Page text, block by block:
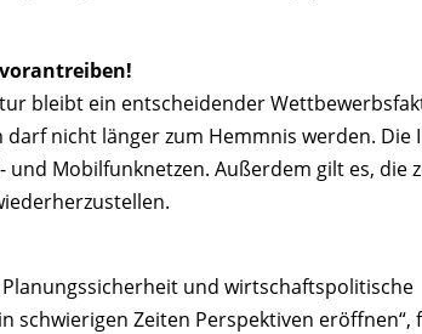
bleibt ein entscheidender
nicht länger zum Hemmnis werden. Die
Mobilfunknetzen. Außerdem gilt es, die
und wirtschaftspolitische
schwierigen Zeiten Perspektiven eröffnen“,